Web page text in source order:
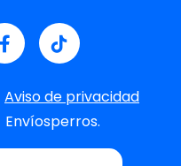
Aviso de privacidad
Envíosperros.